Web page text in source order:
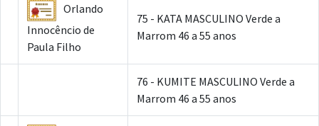
Orlando
Innocêncio de
Paula Filho
75 - KATA MASCULINO Verde a
Marrom 46 a 55 anos
76 - KUMITE MASCULINO Verde a
Marrom 46 a 55 anos